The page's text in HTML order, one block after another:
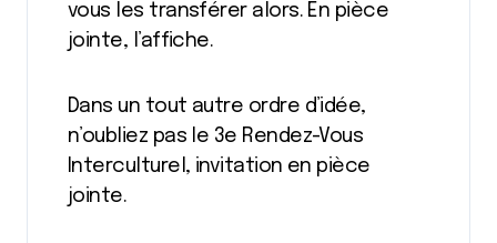
vous les transférer alors. En pièce
jointe, l’affiche.
Dans un tout autre ordre d’idée,
n’oubliez pas le 3e Rendez-Vous
Interculturel, invitation en pièce
jointe.